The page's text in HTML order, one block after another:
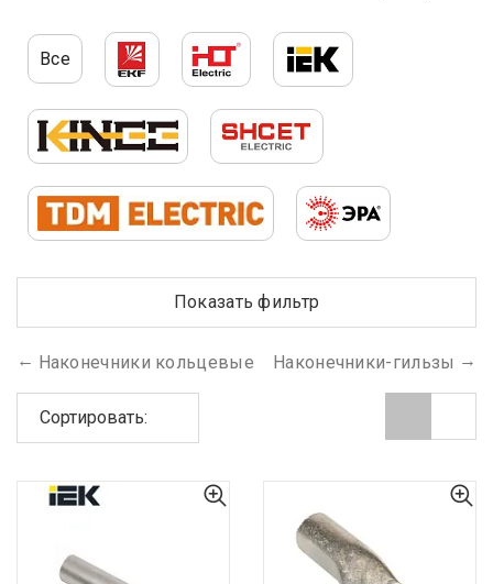
Все
Показать фильтр
Наконечники кольцевые Наконечники-гильзы
Сортировать: